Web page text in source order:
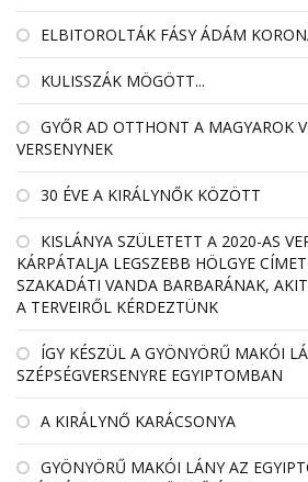
ELBITOROLTÁK FÁSY ÁDÁM
KULISSZÁK MÖGÖTT...
GYŐR AD OTTHONT A MAGYAROK
VERSENYNEK
30 ÉVE A KIRÁLYNŐK KÖZÖTT
KISLÁNYA SZÜLETETT A 2020-AS
KÁRPÁTALJA LEGSZEBB HÖLGYE
SZAKADÁTI VANDA BARBARÁNAK,
A TERVEIRŐL KÉRDEZTÜNK
ÍGY KÉSZÜL A GYÖNYÖRŰ MAKÓI
SZÉPSÉGVERSENYRE EGYIPTOMBAN
A KIRÁLYNŐ KARÁCSONYA
GYÖNYÖRŰ MAKÓI LÁNY AZ